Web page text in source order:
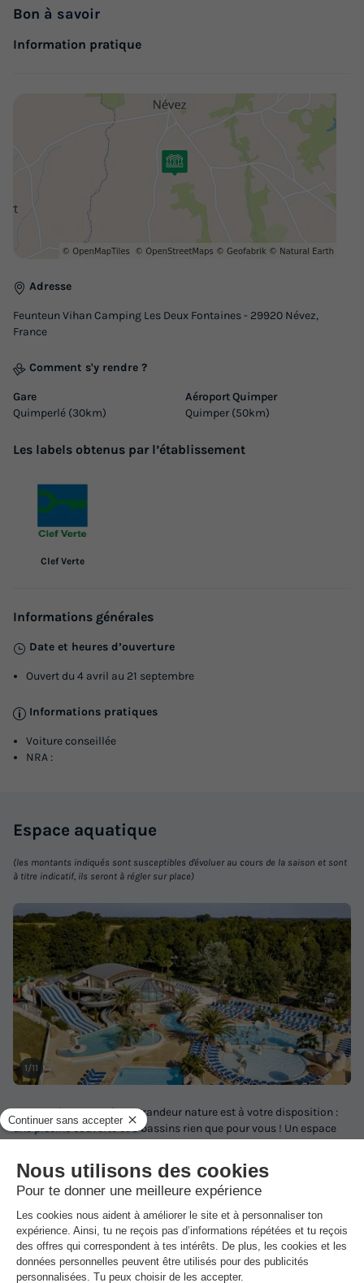
Bon à savoir
Information pratique
Adresse
Feunteun Vihan Camping Les Deux Fontaines - 29920 Névez,
France
Comment s'y rendre ?
Gare
Quimperlé (30km)
Aéroport Quimper
Quimper (50km)
Les labels obtenus par l’établissement
Clef Verte
Informations générales
Date et heures d’ouverture
Ouvert du 4 avril au 21 septembre
Informations pratiques
Voiture conseillée
NRA :
Espace aquatique
(les montants indiqués sont susceptibles d'évoluer au cours de la saison et sont
à titre indicatif, ils seront à régler sur place)
1/11
Un complexe aquatique grandeur nature est à votre disposition :
une piscine couverte et 3 bassins rien que pour vous ! Un espace
immergée pour découvrir les joies de l'eau en toute sécurité et pour
les plus grands : grands toboggans aquatiques pour des
sensations fortes! Un espace fitness et des activités pour combler
les sportifs : waterpolo, aquagym et à ne pas manquer l'activité
découverte pour toute la famille : baptême de plongée avec
moniteur diplômé plaisirs garantis dès 8 ans et en toute sécurité...
Un espace détente avec la nouvelle piscine couverte : jets massant,
tapis de bulles et une balnéo extérieure. Près des bassins, des